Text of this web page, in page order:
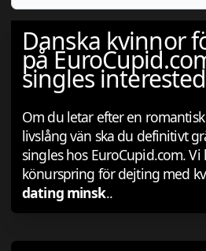
Danska kvinnor
på
singles interested
Om du letar efter en
livslång vän ska du definitivt
singles hos EuroCupid.com.
könurspring för dejting med
dating minsk..